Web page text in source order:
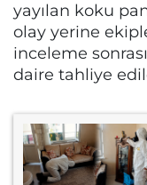
yayılan koku
olay yerine
inceleme
daire tahliye